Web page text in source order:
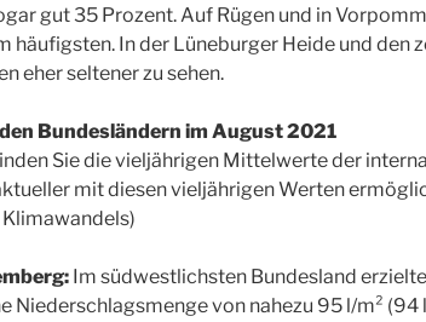
gut 35 Prozent. Auf Rügen und in
häufigsten. In der Lüneburger Heide und
eher seltener zu sehen.
Bundesländern im August 2021
Sie die vieljährigen Mittelwerte der
mit diesen vieljährigen Werten
Im südwestlichsten Bundesland
Niederschlagsmenge von nahezu 95 l/m²